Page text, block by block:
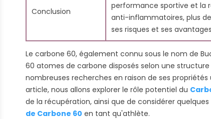
LES AVANTAGES DES
SUPPLÉMENTS DE
CARBONE 60 : ANTI-
ÂGE SANTÉ GLOBALE
12077 vues
LES EFFETS ANTI-
INFLAMMATOIRES DU
CARBONE 60 : 10
RAISONS DE L'ESSAYER
11898 vues 207
Aimé
Conclusion
performance sportive et la
anti-inflammatoires, plus
ses risques et ses
Le carbone 60, également connu sous le nom de
60 atomes de carbone disposés selon une
nombreuses recherches en raison de ses propriétés
article, nous allons explorer le rôle potentiel du
de la récupération, ainsi que de considérer
de Carbone 60 en tant qu'athlète.